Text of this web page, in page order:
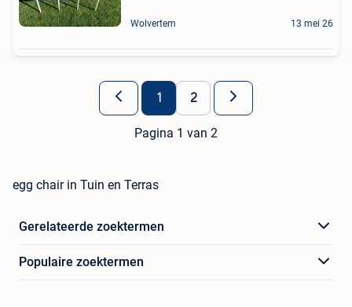
Wolvertem 13 mei 26
1 2
Pagina 1 van 2
egg chair in Tuin en Terras
Gerelateerde zoektermen
Populaire zoektermen